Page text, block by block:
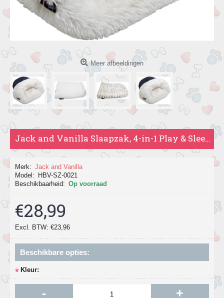
Meer afbeeldingen
Jack and Vanilla Slaapzak, 4-in-1 Play & Sleep, 40 x 50 cm.
Merk: Jack and Vanilla
Model:
HBV-SZ-0021
Beschikbaarheid: Op voorraad
€28,99
Excl. BTW: €23,96
Beschikbare opties:
* Kleur:
- +